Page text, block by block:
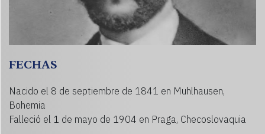
FECHAS
Nacido el 8 de septiembre de 1841 en Muhlhausen,
Bohemia
Falleció el 1 de mayo de 1904 en Praga, Checoslovaquia